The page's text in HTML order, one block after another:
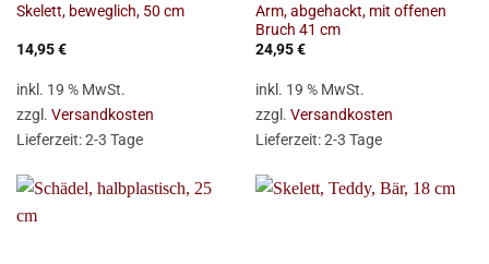
Skelett, beweglich, 50 cm
14,95€
inkl. 19 % MwSt.
zzgl. Versandkosten
Lieferzeit:2-3 Tage
Arm, abgehackt, mit offenen
Bruch 41 cm
24,95€
inkl. 19 % MwSt.
zzgl. Versandkosten
Lieferzeit:2-3 Tage